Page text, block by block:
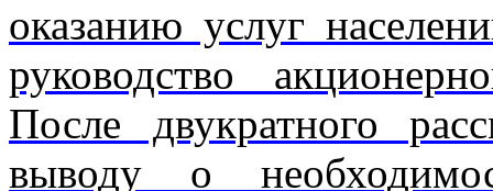
оказанию услуг
руководство
После двукрат­ного
выводу о